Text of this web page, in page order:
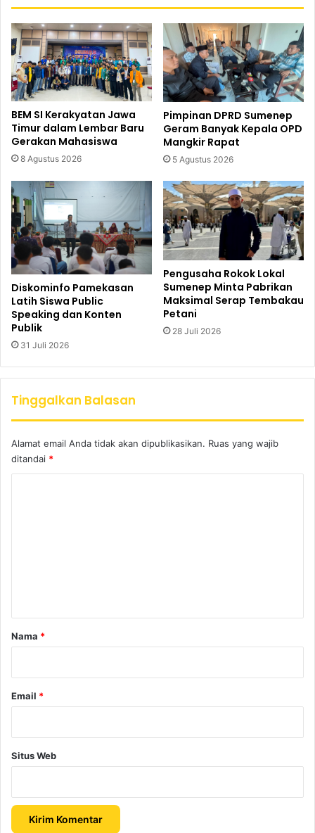
BEM SI Kerakyatan Jawa
Timur dalam Lembar Baru
Gerakan Mahasiswa
8 Agustus 2026
Pimpinan DPRD Sumenep
Geram Banyak Kepala OPD
Mangkir Rapat
5 Agustus 2026
Diskominfo Pamekasan
Latih Siswa Public
Speaking dan Konten
Publik
31 Juli 2026
Pengusaha Rokok Lokal
Sumenep Minta Pabrikan
Maksimal Serap Tembakau
Petani
28 Juli 2026
Tinggalkan Balasan
Alamat email Anda tidak akan dipublikasikan. Ruas yang wajib
ditandai *
r
Nama *
Email *
Situs Web